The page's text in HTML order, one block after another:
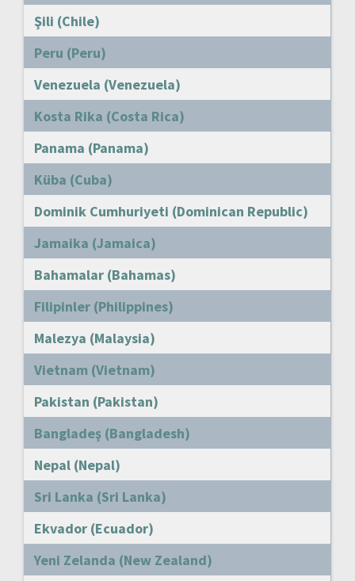
Şili (Chile)
Peru (Peru)
Venezuela (Venezuela)
Kosta Rika (Costa Rica)
Panama (Panama)
Küba (Cuba)
Dominik Cumhuriyeti (Dominican Republic)
Jamaika (Jamaica)
Bahamalar (Bahamas)
Filipinler (Philippines)
Malezya (Malaysia)
Vietnam (Vietnam)
Pakistan (Pakistan)
Bangladeş (Bangladesh)
Nepal (Nepal)
Sri Lanka (Sri Lanka)
Ekvador (Ecuador)
Yeni Zelanda (New Zealand)